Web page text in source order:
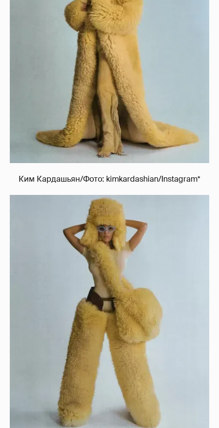
Ким Кардашьян/Фото: kimkardashian/Instagram*